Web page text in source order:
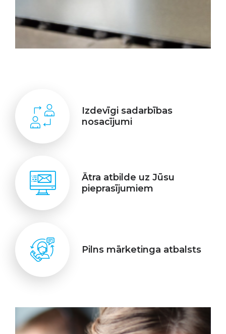
Izdevīgi sadarbības
nosacījumi
Ātra atbilde uz Jūsu
pieprasījumiem
Pilns mārketinga atbalsts